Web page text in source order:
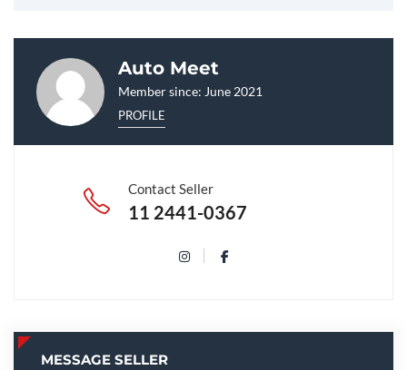
Auto Meet
Member since: June 2021
PROFILE
Contact Seller
11 2441-0367
MESSAGE SELLER